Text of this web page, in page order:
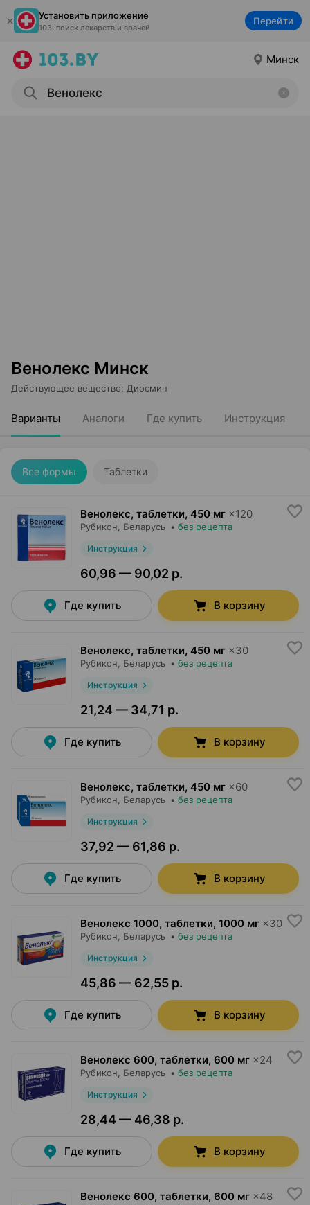
Установить приложение
103: поиск лекарств и врачей
Перейти
Минск
Венолекс Минск
Действующее вещество: Диосмин
Варианты Аналоги Где купить Инструкция
Все формы Таблетки
Венолекс, таблетки, 450 мг ×120
Рубикон , Беларусь • без рецепта
Инструкция
60,96 — 90,02 р.
Где купить В корзину
Венолекс, таблетки, 450 мг ×30
Рубикон , Беларусь • без рецепта
Инструкция
21,24 — 34,71 р.
Где купить В корзину
Венолекс, таблетки, 450 мг ×60
Рубикон , Беларусь • без рецепта
Инструкция
37,92 — 61,86 р.
Где купить В корзину
Венолекс 1000, таблетки, 1000 мг ×30
Рубикон , Беларусь • без рецепта
Инструкция
45,86 — 62,55 р.
Где купить В корзину
Венолекс 600, таблетки, 600 мг ×24
Рубикон , Беларусь • без рецепта
Инструкция
28,44 — 46,38 р.
Где купить В корзину
Венолекс 600, таблетки, 600 мг ×48